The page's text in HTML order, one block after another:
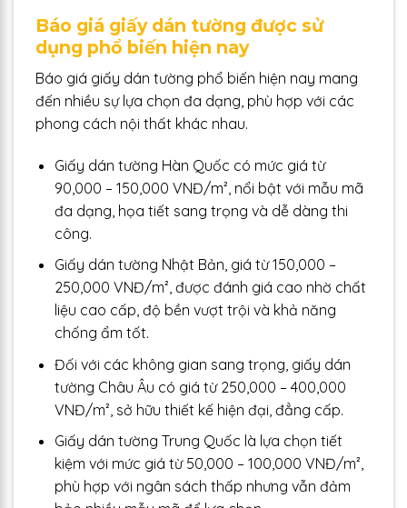
Báo giá giấy dán tường được sử
dụng phổ biến hiện nay
Báo giá giấy dán tường phổ biến hiện nay mang
đến nhiều sự lựa chọn đa dạng, phù hợp với các
phong cách nội thất khác nhau.
Giấy dán tường Hàn Quốc có mức giá từ
90,000 – 150,000 VNĐ/m², nổi bật với mẫu mã
đa dạng, họa tiết sang trọng và dễ dàng thi
công.
Giấy dán tường Nhật Bản, giá từ 150,000 –
250,000 VNĐ/m², được đánh giá cao nhờ chất
liệu cao cấp, độ bền vượt trội và khả năng
chống ẩm tốt.
Đối với các không gian sang trọng, giấy dán
tường Châu Âu có giá từ 250,000 – 400,000
VNĐ/m², sở hữu thiết kế hiện đại, đẳng cấp.
Giấy dán tường Trung Quốc là lựa chọn tiết
kiệm với mức giá từ 50,000 – 100,000 VNĐ/m²,
phù hợp với ngân sách thấp nhưng vẫn đảm